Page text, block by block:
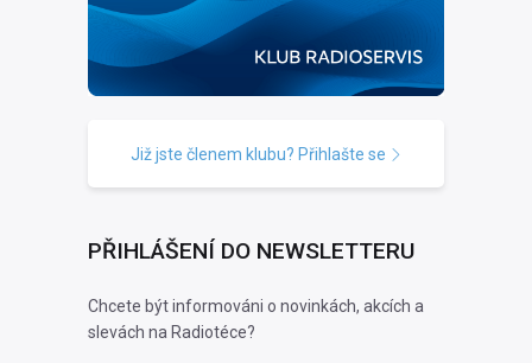
Již jste členem klubu? Přihlašte se
PŘIHLÁŠENÍ DO NEWSLETTERU
Chcete být informováni o novinkách, akcích a
slevách na Radiotéce?